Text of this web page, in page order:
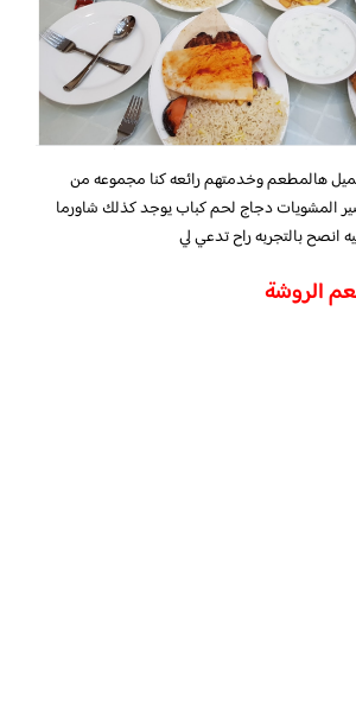
هالمطعم وخدمتهم رائعه كنا مجموعه من
المشويات دجاج لحم كباب يوجد كذلك شاورما
انصح بالتجربه راح تدعي لي
الروشة